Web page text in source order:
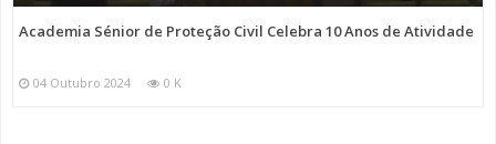
Academia Sénior de Proteção Civil Celebra 10 Anos de Atividade
04 Outubro 2024 0 K